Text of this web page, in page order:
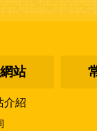
站
介紹